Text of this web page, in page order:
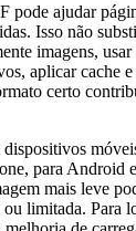
pode ajudar
Isso não
imagens, usar
aplicar cache
certo
para Android
mais leve
limitada. Para